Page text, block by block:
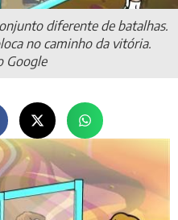
diferente de batalhas.
no caminho da vitória.
Google